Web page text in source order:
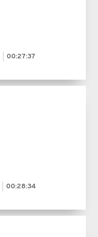
00:27:37
00:28:34